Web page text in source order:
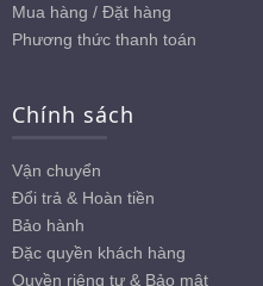
Mua hàng / Đặt hàng
Phương thức thanh toán
Chính sách
Vận chuyển
Đổi trả & Hoàn tiền
Bảo hành
Đặc quyền khách hàng
Quyền riêng tư & Bảo mật